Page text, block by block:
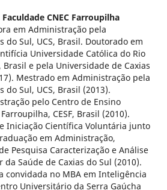
Faculdade CNEC Farroupilha
em Administração pela
do Sul, UCS, Brasil. Doutorado em
Universidade Católica do Rio
Brasil e pela Universidade de Caxias
Mestrado em Administração pela
do Sul, UCS, Brasil (2013).
pelo Centro de Ensino
CESF, Brasil (2010).
Iniciação Científica Voluntária junto
em Administração,
Pesquisa Caracterização e Análise
da Saúde de Caxias do Sul (2010).
convidada no MBA em Inteligência
Universitário da Serra Gaúcha